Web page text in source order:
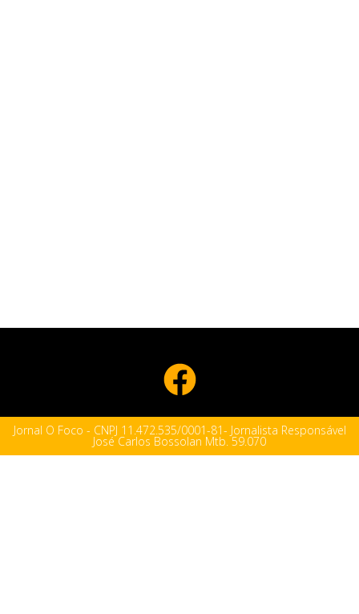
Jornal O Foco - CNPJ 11.472.535/0001-81- Jornalista Responsável
José Carlos Bossolan Mtb. 59.070